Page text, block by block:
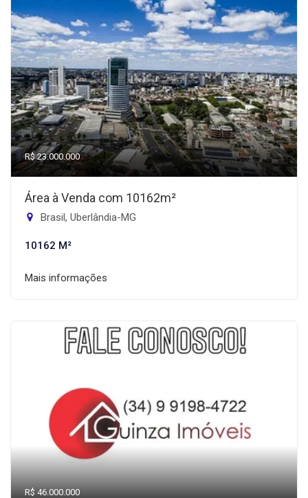
R$ 23.000.000
Área à Venda com 10162m²
Brasil, Uberlândia-MG
10162 M²
Mais informações
R$ 46.000.000